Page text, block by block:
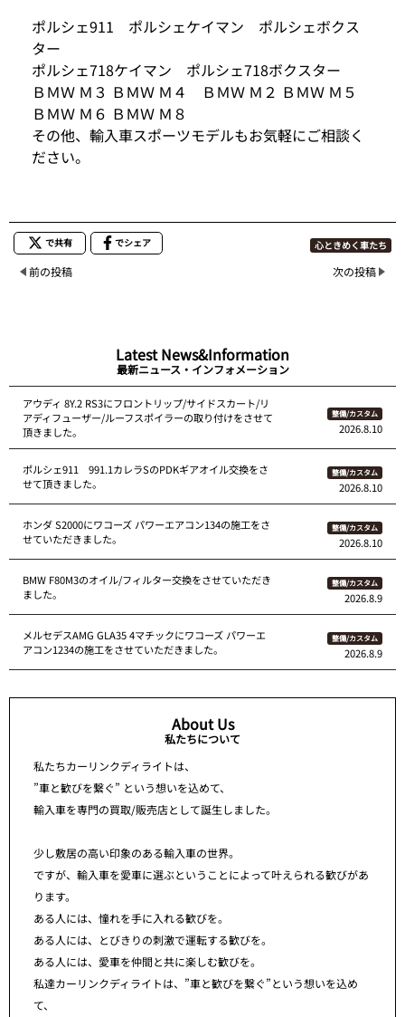
ポルシェ911 ポルシェケイマン ポルシェボクス
ター
ポルシェ718ケイマン ポルシェ718ボクスター
ＢＭＷ Ｍ３ ＢＭＷ Ｍ４ ＢＭＷ Ｍ２ ＢＭＷ Ｍ５
ＢＭＷ Ｍ６ ＢＭＷ Ｍ８
その他、輸入車スポーツモデルもお気軽にご相談く
ださい。
で共有 でシェア 心ときめく車たち
前の投稿 次の投稿
Latest News&Information
最新ニュース・インフォメーション
アウディ 8Y.2 RS3にフロントリップ/サイドスカート/リ
アディフューザー/ルーフスポイラーの取り付けをさせて
頂きました。
整備/カスタム
2026.8.10
ポルシェ911 991.1カレラSのPDKギアオイル交換をさ
せて頂きました。
整備/カスタム
2026.8.10
ホンダ S2000にワコーズ パワーエアコン134の施工をさ
せていただきました。
整備/カスタム
2026.8.10
BMW F80M3のオイル/フィルター交換をさせていただき
ました。
整備/カスタム
2026.8.9
メルセデスAMG GLA35 4マチックにワコーズ パワーエ
アコン1234の施工をさせていただきました。
整備/カスタム
2026.8.9
About Us
私たちについて
私たちカーリンクディライトは、
”車と歓びを繋ぐ” という想いを込めて、
輸入車を専門の買取/販売店として誕生しました。
少し敷居の高い印象のある輸入車の世界。
ですが、輸入車を愛車に選ぶということによって叶えられる歓びがあ
ります。
ある人には、憧れを手に入れる歓びを。
ある人には、とびきりの刺激で運転する歓びを。
ある人には、愛車を仲間と共に楽しむ歓びを。
私達カーリンクディライトは、”車と歓びを繋ぐ”という想いを込め
て、